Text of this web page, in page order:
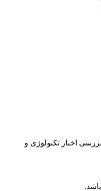
سال 1398 با هدف بررسی اخبار تکنولوژی و